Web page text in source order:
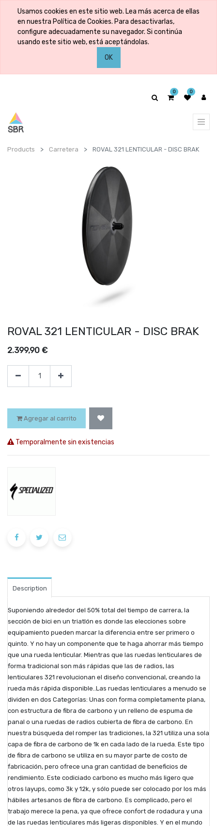
Usamos cookies en este sitio web. Lea más acerca de ellas
en nuestra Política de Cookies. Para desactivarlas,
configure adecuadamente su navegador. Si continúa
usando este sitio web, está aceptándolas.
OK
0 0
Products Carretera ROVAL 321 LENTICULAR - DISC BRAK
ROVAL 321 LENTICULAR - DISC BRAK
2.399,90 €
Agregar al carrito
Temporalmente sin existencias
Description
Suponiendo alrededor del 50% total del tiempo de carrera, la
sección de bici en un triatlón es donde las elecciones sobre
equipamiento pueden marcar la diferencia entre ser primero o
quinto. Y no hay un componente que te haga ahorrar más tiempo
que una rueda lenticular. Mientras que las ruedas lenticulares de
forma tradicional son más rápidas que las de radios, las
lenticulares 321 revolucionan el diseño convencional, creando la
rueda más rápida disponible..Las ruedas lenticulares a menudo se
dividen en dos Categorías: Unas con forma completamente plana,
con estructura de fibra de carbono y un relleno de espuma de
panal o una ruedas de radios cubierta de fibra de carbono. En
nuestra búsqueda del romper las tradiciones, la 321 utiliza una sola
capa de fibra de carbono de 1k en cada lado de la rueda. Este tipo
de fibra de carbono se utiliza en su mayor parte de costo de
fabricación, pero ofrece una gran cantidad de beneficios de
rendimiento. Este codiciado carbono es mucho más ligero que
otros layups, como 3k y 12k, y sólo puede ser colocado por los más
hábiles artesanos de fibra de carbono. Es complicado, pero el
trabajo merece la pena, ya que ofrece confort de rodadura y una
de las ruedas lenticulares más ligeras disponibles. Y en el mundo